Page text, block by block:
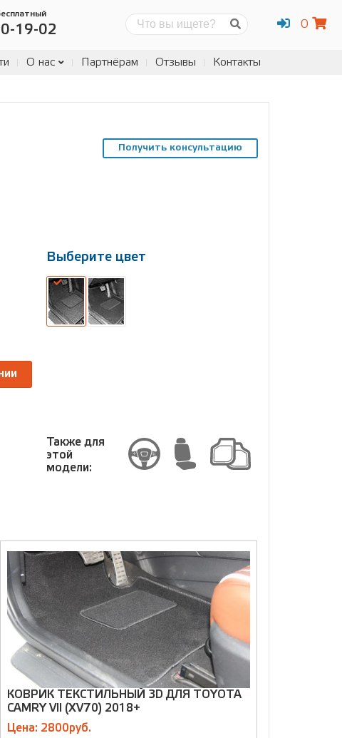
19-02 0
О нас Партнёрам Отзывы Контакты
Получить консультацию
Выберите цвет
Выберите
размер
Также для
этой
модели:
КОВРИК ТЕКСТИЛЬНЫЙ 3D ДЛЯ TOYOTA
CAMRY VII (XV70) 2018+
Цена: 2800руб.